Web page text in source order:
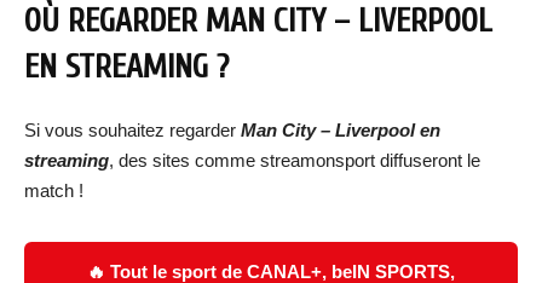
OÙ REGARDER MAN CITY – LIVERPOOL
EN STREAMING ?
Si vous souhaitez regarder Man City – Liverpool en
streaming, des sites comme streamonsport diffuseront le
match !
🔥 Tout le sport de CANAL+, beIN SPORTS,